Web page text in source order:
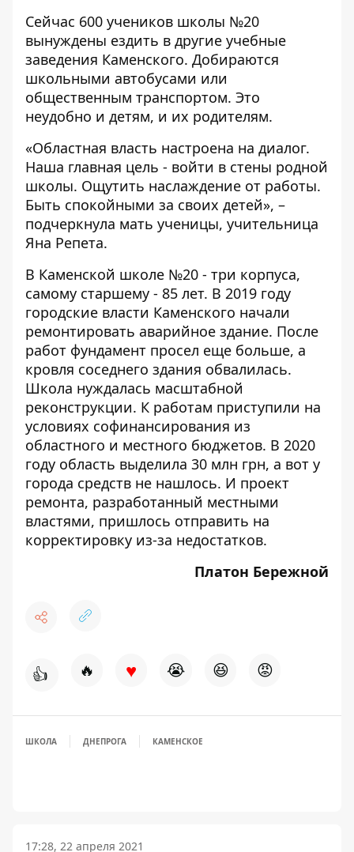
Сейчас 600 учеников школы №20
вынуждены ездить в другие учебные
заведения Каменского. Добираются
школьными автобусами или
общественным транспортом. Это
неудобно и детям, и их родителям.
«Областная власть настроена на диалог.
Наша главная цель - войти в стены родной
школы. Ощутить наслаждение от работы.
Быть спокойными за своих детей», –
подчеркнула мать ученицы, учительница
Яна Репета.
В Каменской школе №20 - три корпуса,
самому старшему - 85 лет. В 2019 году
городские власти Каменского начали
ремонтировать аварийное здание. После
работ фундамент просел еще больше, а
кровля соседнего здания обвалилась.
Школа нуждалась масштабной
реконструкции. К работам приступили на
условиях софинансирования из
областного и местного бюджетов. В 2020
году область выделила 30 млн грн, а вот у
города средств не нашлось. И проект
ремонта, разработанный местными
властями, пришлось отправить на
корректировку из-за недостатков.
Платон Бережной
👍 🔥 ♥ 😭 😆 😡
ШКОЛА ДНЕПРОГА КАМЕНСКОЕ
17:28, 22 апреля 2021